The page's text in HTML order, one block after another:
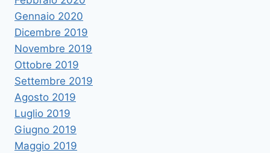
Gennaio 2020
Dicembre 2019
Novembre 2019
Ottobre 2019
Settembre 2019
Agosto 2019
Luglio 2019
Giugno 2019
Maggio 2019